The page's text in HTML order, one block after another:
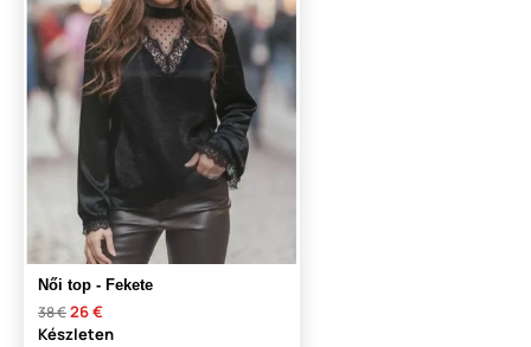
Női top - Fekete
38 €26 €
Készleten